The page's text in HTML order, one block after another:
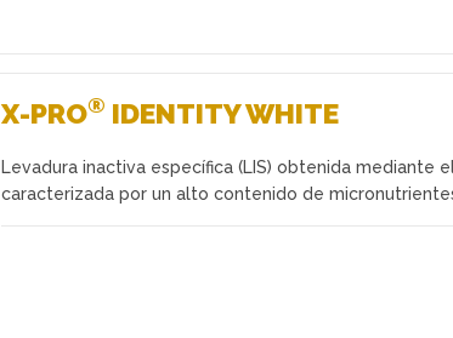
X-PRO® IDENTITY WHITE
Levadura inactiva específica (LIS) obtenida mediante
caracterizada por un alto contenido de